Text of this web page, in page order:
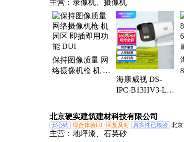
主营： 录像机、摄像机
保持图像质量‌ 网
络摄像机枪 机 园
海康威视 DS-
IPC-B13HV3-LA
全彩夜视摄像
北京硬实建筑建材科技有限公司
安心购 综合体验L0 回复及时 真实性已核验 北京
主营： 地坪漆、石英砂